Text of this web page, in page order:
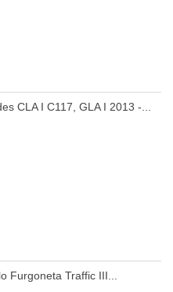
CLA I C117, GLA I 2013 -...
Furgoneta Traffic III...